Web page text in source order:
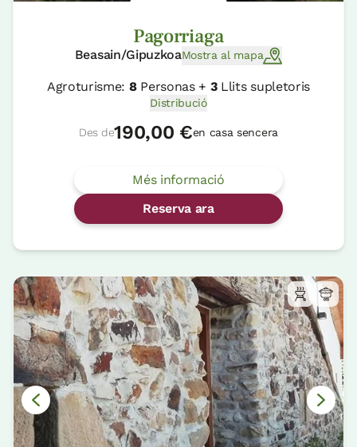
Pagorriaga
Beasain/GipuzkoaMostra al mapa
Agroturisme: 8Personas + 3Llits supletoris
Distribució
Des de190,00 €en casa sencera
Més informació
Reserva ara